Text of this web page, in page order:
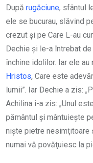
După rugăciune, sfântul
ele se bucurau, slăvind
crezut şi pe Care L-au
Dechie şi le-a întrebat
închine idolilor. Iar ele au
Hristos, Care este
lumii”. Iar Dechie a zis:
Achilina i-a zis: „Unul
pământul şi mântuieşte
nişte pietre nesimţitoare
numai vă povăţuiesc la